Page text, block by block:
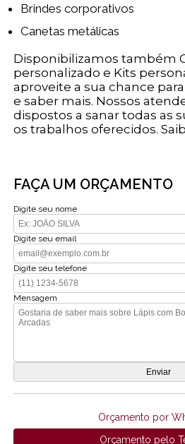
Brindes corporativos
Canetas metálicas
Disponibilizamos também
personalizado e Kits
aproveite a sua chance
e saber mais. Nossos
dispostos a sanar todas as
os trabalhos oferecidos.
FAÇA UM ORÇAMENTO
Digite seu nome
Digite seu email
Digite seu telefone
Mensagem
Orçamento por
Orçamento pelo